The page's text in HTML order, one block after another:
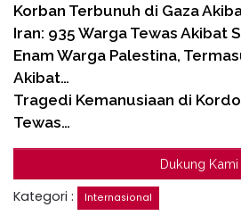
Korban Terbunuh di Gaza
Iran: 935 Warga Tewas Akibat
Enam Warga Palestina,
Akibat…
Tragedi Kemanusiaan di
Tewas…
Dukung Kami
Kategori : Internasional